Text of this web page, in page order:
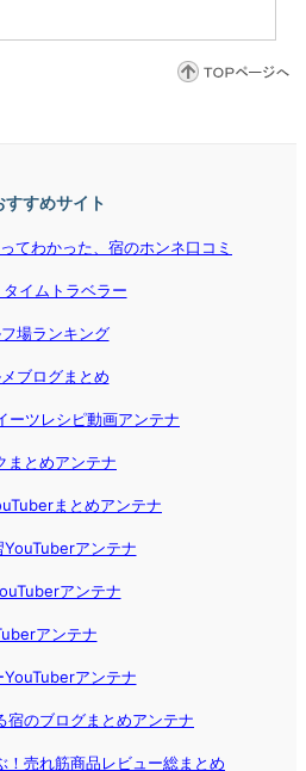
すすめサイト
てわかった、宿のホンネ口コミ
イムトラベラー
場ランキング
ブログまとめ
ーツレシピ動画アンテナ
まとめアンテナ
まとめアンテナ
YouTuberアンテナ
アンテナ
アンテナ
YouTuberアンテナ
宿のブログまとめアンテナ
！売れ筋商品レビュー総まとめ